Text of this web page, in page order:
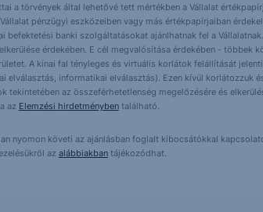
a törvények által lehetővé tett mértékben a Vállalat
pénzügyi eszközeiben vagy más értékpapírjaiban
befektetési banki szolgáltatásokat ajánlhatnak fel a
érdekében. E cél megvalósítása érdekében - többek
A kínai fal tényleges és virtuális korlátok felállítását
elválasztás, informatikai elválasztás). Ezen kívül korlátozzuk
tekintetében az összeférhetetlenség megelőzésére és
az Elemzési hirdetménybentalálható.
nyomon követi az ajánlásban foglalt kibocsátókkal
az alábbiakbantájékozódhat.